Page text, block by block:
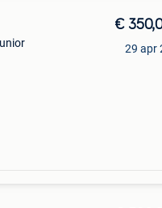
€
29 apr